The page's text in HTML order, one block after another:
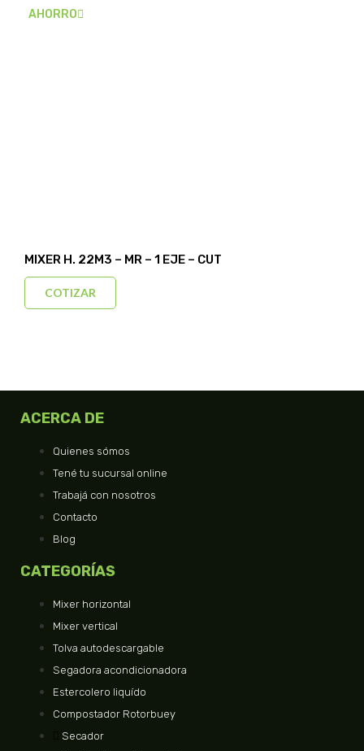
AHORRO
MIXER H. 22M3 – MR – 1 EJE – CUT
COTIZAR
ACERCA DE
Quienes sómos
Tené tu sucursal online
Trabajá con nosotros
Contacto
Blog
CATEGORÍAS
Mixer horizontal
Mixer vertical
Tolva autodescargable
Segadora acondicionadora
Estercolero liquído
Compostador Rotorbuey
Secador